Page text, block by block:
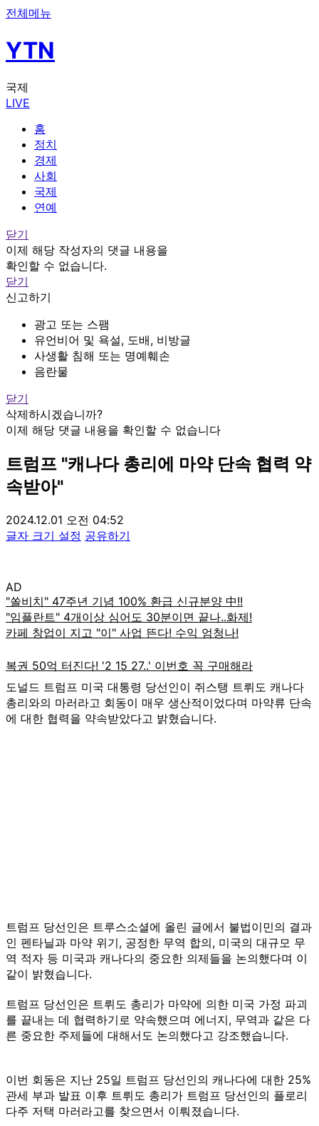
전체메뉴
YTN
국제
LIVE
홈
정치
경제
사회
국제
연예
닫기
이제 해당 작성자의 댓글 내용을
확인할 수 없습니다.
닫기
신고하기
광고 또는 스팸
유언비어 및 욕설, 도배, 비방글
사생활 침해 또는 명예훼손
음란물
닫기
삭제하시겠습니까?
이제 해당 댓글 내용을 확인할 수 없습니다
트럼프 "캐나다 총리에 마약 단속 협력 약
속받아"
2024.12.01 오전 04:52
글자 크기 설정 공유하기
AD
도널드 트럼프 미국 대통령 당선인이 쥐스탱 트뤼도 캐나다
총리와의 마러라고 회동이 매우 생산적이었다며 마약류 단속
에 대한 협력을 약속받았다고 밝혔습니다.
트럼프 당선인은 트루스소셜에 올린 글에서 불법이민의 결과
인 펜타닐과 마약 위기, 공정한 무역 합의, 미국의 대규모 무
역 적자 등 미국과 캐나다의 중요한 의제들을 논의했다며 이
같이 밝혔습니다.
트럼프 당선인은 트뤼도 총리가 마약에 의한 미국 가정 파괴
를 끝내는 데 협력하기로 약속했으며 에너지, 무역과 같은 다
른 중요한 주제들에 대해서도 논의했다고 강조했습니다.
이번 회동은 지난 25일 트럼프 당선인의 캐나다에 대한 25%
관세 부과 발표 이후 트뤼도 총리가 트럼프 당선인의 플로리
다주 저택 마러라고를 찾으면서 이뤄졌습니다.